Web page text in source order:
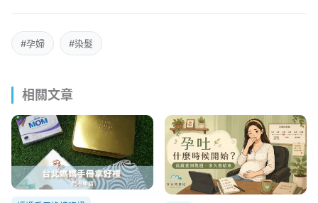
#孕婦 #染髮
相關文章